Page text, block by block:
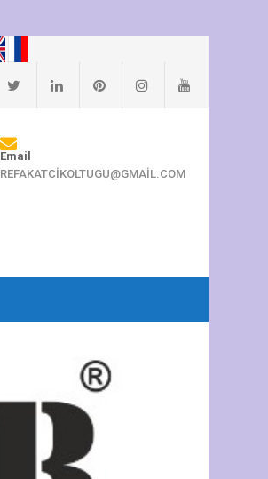
Email
REFAKATCIKOLTUGU@GMAIL.COM